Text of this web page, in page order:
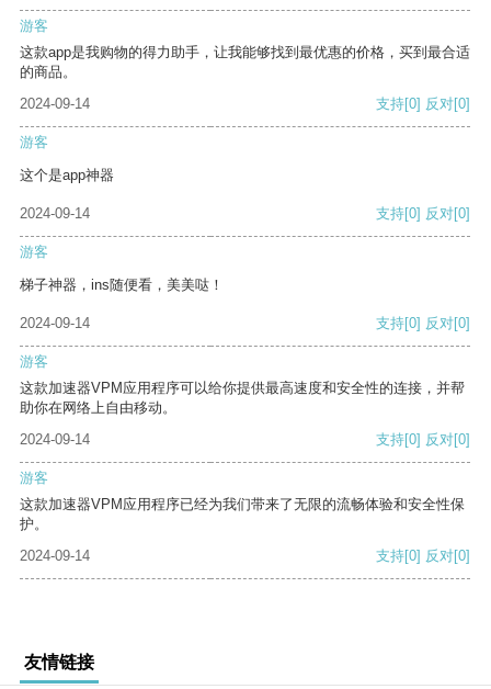
游客
这款app是我购物的得力助手，让我能够找到最优惠的价格，买到最合适
的商品。
2024-09-14
支持[0] 反对[0]
游客
这个是app神器
2024-09-14 支持[0] 反对[0]
游客
梯子神器，ins随便看，美美哒！
2024-09-14 支持[0] 反对[0]
游客
这款加速器VPM应用程序可以给你提供最高速度和安全性的连接，并帮
助你在网络上自由移动。
2024-09-14
支持[0] 反对[0]
游客
这款加速器VPM应用程序已经为我们带来了无限的流畅体验和安全性保
护。
2024-09-14
支持[0] 反对[0]
友情链接